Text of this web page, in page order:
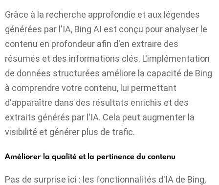
Grâce à la recherche approfondie et aux légendes
générées par l'IA, Bing AI est conçu pour analyser le
contenu en profondeur afin d'en extraire des
résumés et des informations clés. L'implémentation
de données structurées améliore la capacité de Bing
à comprendre votre contenu, lui permettant
d'apparaître dans des résultats enrichis et des
extraits générés par l'IA. Cela peut augmenter la
visibilité et générer plus de trafic.
Améliorer la qualité et la pertinence du contenu
Pas de surprise ici : les fonctionnalités d'IA de Bing,